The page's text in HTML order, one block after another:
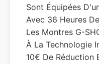
Sont Équipées
Avec 36 Heures
Les Montres G-
À La Technologie
10€ De Réduction